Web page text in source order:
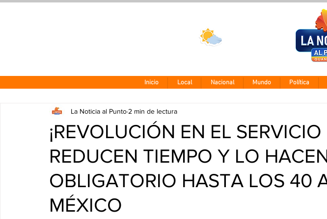
Inicio Local Nacional Mundo Política
¡REVOLUCIÓN EN EL
REDUCEN TIEMPO Y LO
OBLIGATORIO HASTA LOS 40
MÉXICO
La Noticia al Punto 2 min de lectura